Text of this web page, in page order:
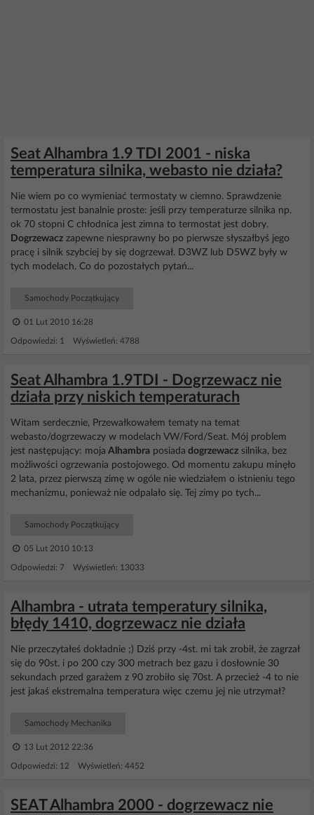
Seat Alhambra 1.9 TDI 2001 - niska
temperatura silnika, webasto nie działa?
Nie wiem po co wymieniać termostaty w ciemno. Sprawdzenie
termostatu jest banalnie proste: jeśli przy temperaturze silnika np.
ok 70 stopni C chłodnica jest zimna to termostat jest dobry.
Dogrzewacz zapewne niesprawny bo po pierwsze słyszałbyś jego
pracę i silnik szybciej by się dogrzewał. D3WZ lub D5WZ były w
tych modelach. Co do pozostałych pytań...
Samochody Początkujący
01 Lut 2010 16:28
Odpowiedzi: 1 Wyświetleń: 4788
Seat Alhambra 1.9TDI - Dogrzewacz nie
działa przy niskich temperaturach
Witam serdecznie, Przewałkowałem tematy na temat
webasto/dogrzewaczy w modelach VW/Ford/Seat. Mój problem
jest następujący: moja Alhambra posiada dogrzewacz silnika, bez
możliwości ogrzewania postojowego. Od momentu zakupu minęło
2 lata, przez pierwszą zimę w ogóle nie wiedziałem o istnieniu tego
mechanizmu, ponieważ nie odpalało się. Tej zimy po tych...
Samochody Początkujący
05 Lut 2010 10:13
Odpowiedzi: 7 Wyświetleń: 13033
Alhambra - utrata temperatury silnika,
błędy 1410, dogrzewacz nie działa
Nie przeczytałeś dokładnie ;) Dziś przy -4st. mi tak zrobił, że zagrzał
się do 90st. i po 200 czy 300 metrach bez gazu i dosłownie 30
sekundach przed garażem z 90 zrobiło się 70st. A przecież -4 to nie
jest jakaś ekstremalna temperatura więc czemu jej nie utrzymał?
Samochody Mechanika
13 Lut 2012 22:36
Odpowiedzi: 12 Wyświetleń: 4452
SEAT Alhambra 2000 - dogrzewacz nie